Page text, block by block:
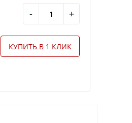
- +
КУПИТЬ В 1 КЛИК